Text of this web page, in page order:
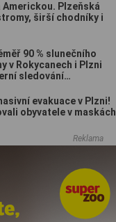
Americkou. Plzeňská
širší chodníky i
90 % slunečního
v Rokycanech i Plzni
sledování
evakuace v Plzni!
obyvatele v maskách
Reklama